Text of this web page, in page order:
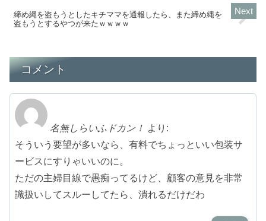
締め縄を盗もうとしたキチママを通報したら、また締め縄を
盗もうとするやつが来たｗｗｗｗ
コメント
名無しらいふドカン！ より:
そういう要望が多いなら、有料でちょっといい包装サ
ービスにすりゃいいのに。
ただの主婦目線で愚痴ってるけど、顧客の意見を非常
識扱いしてスルーしてたら、潰れるだけだわ